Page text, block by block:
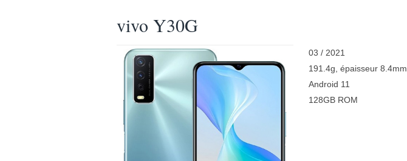
vivo Y30G
03 / 2021
191.4g, épaisseur 8.4mm
Android 11
128GB ROM